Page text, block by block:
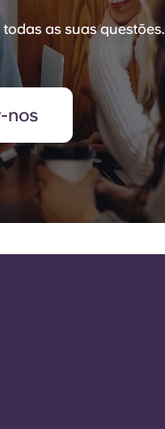
as suas questões.
nos